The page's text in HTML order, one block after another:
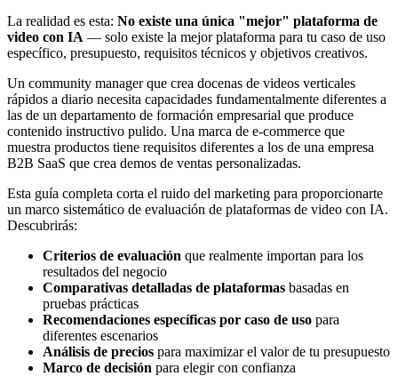
La realidad es esta: No existe una única "mejor" plataforma de
video con IA — solo existe la mejor plataforma para tu caso de uso
específico, presupuesto, requisitos técnicos y objetivos creativos.
Un community manager que crea docenas de videos verticales
rápidos a diario necesita capacidades fundamentalmente diferentes a
las de un departamento de formación empresarial que produce
contenido instructivo pulido. Una marca de e-commerce que
muestra productos tiene requisitos diferentes a los de una empresa
B2B SaaS que crea demos de ventas personalizadas.
Esta guía completa corta el ruido del marketing para proporcionarte
un marco sistemático de evaluación de plataformas de video con IA.
Descubrirás:
Criterios de evaluación que realmente importan para los
resultados del negocio
Comparativas detalladas de plataformas basadas en
pruebas prácticas
Recomendaciones específicas por caso de uso para
diferentes escenarios
Análisis de precios para maximizar el valor de tu presupuesto
Marco de decisión para elegir con confianza